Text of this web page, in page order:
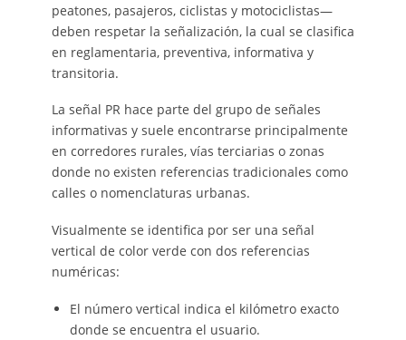
peatones, pasajeros, ciclistas y motociclistas—
deben respetar la señalización, la cual se clasifica
en reglamentaria, preventiva, informativa y
transitoria.
La señal PR hace parte del grupo de señales
informativas y suele encontrarse principalmente
en corredores rurales, vías terciarias o zonas
donde no existen referencias tradicionales como
calles o nomenclaturas urbanas.
Visualmente se identifica por ser una señal
vertical de color verde con dos referencias
numéricas:
El número vertical indica el kilómetro exacto
donde se encuentra el usuario.